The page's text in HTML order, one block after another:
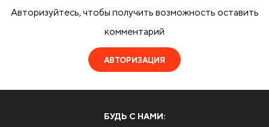
Авторизуйтесь, чтобы получить возможность оставить
комментарий
АВТОРИЗАЦИЯ
БУДЬ С НАМИ: